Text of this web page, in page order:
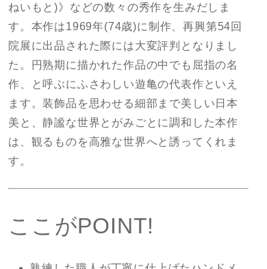
ねいもと)》などの数々の秀作を生みだしま
す。本作は1969年(74歳)に制作、再興第54回
院展に出品された際には大変評判となりまし
た。円熟期に描かれた作品の中でも屈指の名
作、と呼ぶにふさわしい遊亀の代表作といえ
ます。装飾品を思わせる細部まで美しい日本
美と、静謐な世界とがみごとに調和した本作
は、観るものを高雅な世界へと誘ってくれま
す。
ここがPOINT!